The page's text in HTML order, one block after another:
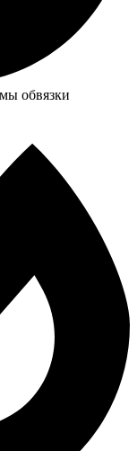
обвязки